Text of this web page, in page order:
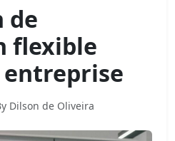
de
flexible
Dilson de Oliveira